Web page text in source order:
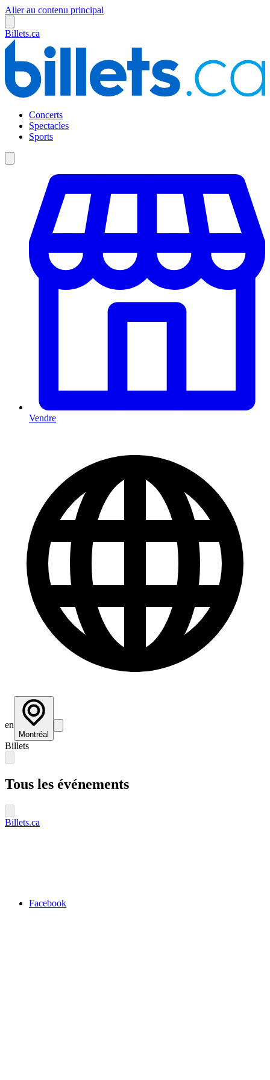
Aller au contenu principal
Billets.ca
Concerts
Spectacles
Sports
Vendre
en
Montréal
Billets
Tous les événements
Billets.ca
Facebook